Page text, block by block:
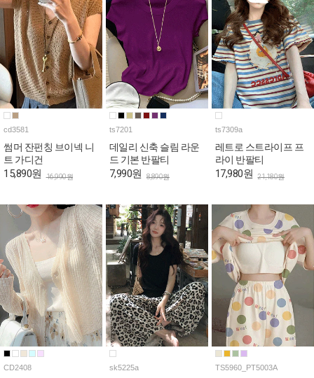
cd3581
썸머 잔펀칭 브이넥 니
트 가디건
15,890원 16,990원
ts7201
데일리 신축 슬림 라운
드 기본 반팔티
7,990원 8,890원
ts7309a
레트로 스트라이프 프
라이 반팔티
17,980원 21,180원
CD2408 sk5225a TS5960_PT5003A